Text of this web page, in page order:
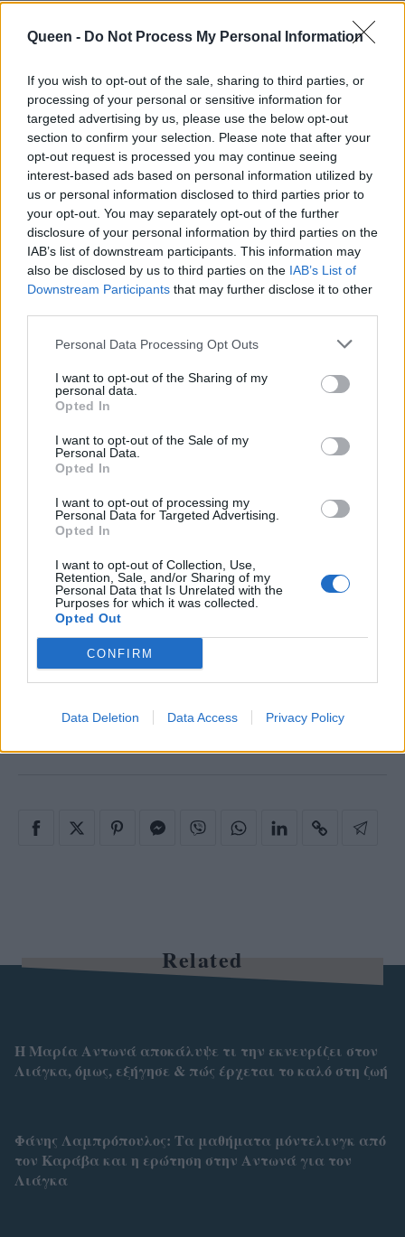
Queen - Do Not Process My Personal Information
If you wish to opt-out of the sale, sharing to third parties, or
processing of your personal or sensitive information for
targeted advertising by us, please use the below opt-out
section to confirm your selection. Please note that after your
opt-out request is processed you may continue seeing
interest-based ads based on personal information utilized by
us or personal information disclosed to third parties prior to
your opt-out. You may separately opt-out of the further
disclosure of your personal information by third parties on the
IAB’s list of downstream participants. This information may
also be disclosed by us to third parties on the IAB’s List of
Downstream Participants that may further disclose it to other
Personal Data Processing Opt Outs
I want to opt-out of the Sharing of my
personal data.
Opted In
I want to opt-out of the Sale of my
Personal Data.
Opted In
I want to opt-out of processing my
Personal Data for Targeted Advertising.
Opted In
I want to opt-out of Collection, Use,
Retention, Sale, and/or Sharing of my
Personal Data that Is Unrelated with the
Purposes for which it was collected.
Opted Out
CONFIRM
Data Deletion Data Access Privacy Policy
01 04
ΓΙΩΡΓΟΣ ΛΙΑΓΚΑΣ ΜΑΡΙΑ ΑΝΤΩΝΑ ΣΧΕΣΗ
Related
Η Μαρία Αντωνά αποκάλυψε τι την εκνευρίζει στον
Λιάγκα, όμως, εξήγησε & πώς έρχεται το καλό στη ζωή
Φάνης Λαμπρόπουλος: Τα μαθήματα μόντελινγκ από
τον Καράβα και η ερώτηση στην Αντωνά για τον
Λιάγκα